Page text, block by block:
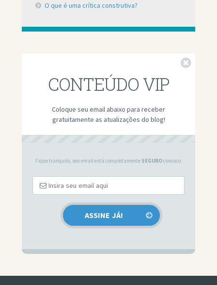
O que é uma crítica construtiva?
CONTEÚDO VIP
Coloque seu email abaixo para receber
gratuitamente as atualizações do blog!
Fique tranquilo, seu email está completamente SEGUROconosco.